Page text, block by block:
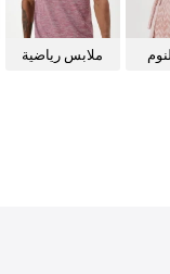
ملابس رياضية